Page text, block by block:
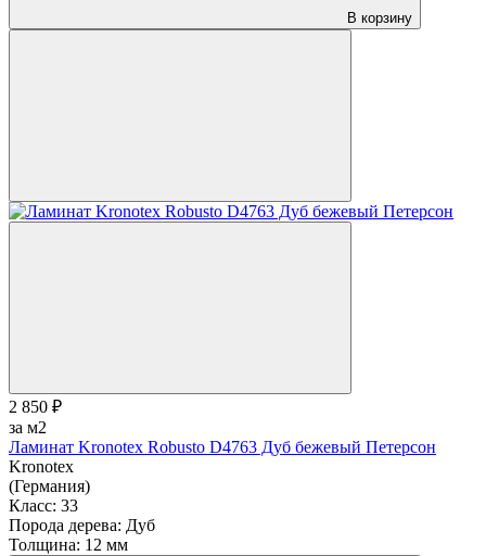
В корзину
2 850 ₽
за м2
Ламинат Kronotex Robusto D4763 Дуб бежевый Петерсон
Kronotex
(Германия)
Класс: 33
Порода дерева: Дуб
Толщина: 12 мм